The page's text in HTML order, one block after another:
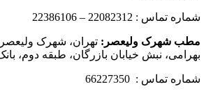
شماره تماس : 22082312 – 22386106
مطب شهرک ولیعصر: تهران، شهرک
بهرامی، نبش خیابان بازرگان، طبقه دوم،
شماره تماس : 66227350